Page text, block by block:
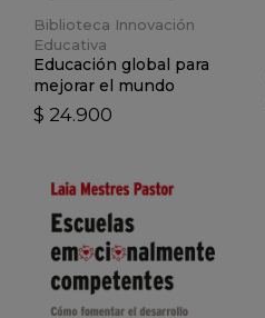
Biblioteca Innovación
Educativa
Educación global para
mejorar el mundo
$ 24.900
VER DETALLES